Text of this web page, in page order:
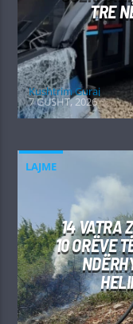
TRE
Kushtrim Guraj
7 GUSHT, 2026
LAJME
14 VATRA
10 ORËVE